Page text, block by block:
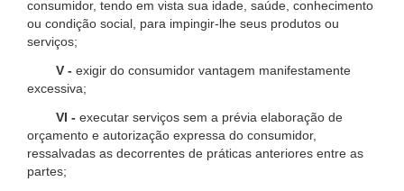
consumidor, tendo em vista sua idade, saúde, conhecimento
ou condição social, para impingir-lhe seus produtos ou
serviços;
V - exigir do consumidor vantagem manifestamente
excessiva;
VI - executar serviços sem a prévia elaboração de
orçamento e autorização expressa do consumidor,
ressalvadas as decorrentes de práticas anteriores entre as
partes;